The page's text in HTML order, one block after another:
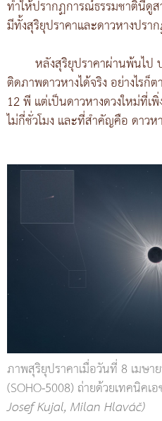
ทำให้ปรากฏการณ์ธรรมชาตินี้ดู
มีทั้งสุริยุปราคาและดาวหางปร
หลังสุริยุปราคาผ่านพ้นไป
ติดภาพดาวหางได้จริง อย่างไรก็
12 พี แต่เป็นดาวหางดวงใหม่
ไม่กี่ชั่วโมง และที่สำคัญคือ ดาว
ภาพสุริยุปราคาเมื่อวันที่ 8 เมษา
(SOHO-5008) ถ่ายด้วยเทคนิคเ
Josef Kujal, Milan Hlaváč)